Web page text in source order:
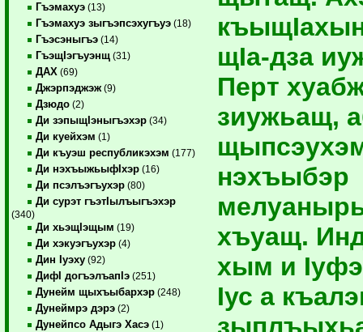
Гъэмахуэ (13)
Гъэмахуэ зыгъэпсэхугъуэ (18)
Гъэсэныгъэ (14)
ГъэщIэгъуэнщ (31)
ДАХ (69)
Джэрпэджэж (9)
Дзюдо (2)
Ди зэпыщIэныгъэхэр (34)
Ди куейхэм (1)
Ди къуэш республикэхэм (177)
Ди нэхъыжьыфIхэр (16)
Ди псэлъэгъухэр (80)
Ди сурэт гъэтIылъыгъэхэр
(340)
Ди хьэщIэщым (19)
Ди хэкуэгъухэр (4)
Дин Iуэху (92)
ДифI догъэлъапIэ (251)
Дунейм щыхъыбархэр (248)
Дунеймрэ дэрэ (2)
Дунейпсо Адыгэ Хасэ (1)
щIа-дза
Перт
зиужьащ,
нэхъыбэр
хъуащ.
хым и
Iус а